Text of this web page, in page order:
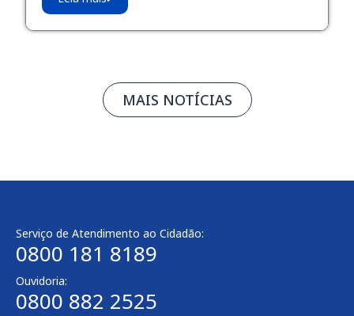
MAIS NOTÍCIAS
Serviço de Atendimento ao Cidadão:
0800 181 8189
Ouvidoria:
0800 882 2525